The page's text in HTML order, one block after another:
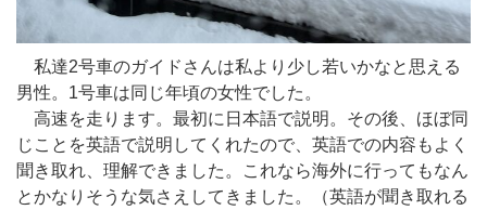
私達2号車のガイドさんは私より少し若いかなと思える
男性。1号車は同じ年頃の女性でした。
高速を走ります。最初に日本語で説明。その後、ほぼ同
じことを英語で説明してくれたので、英語での内容もよく
聞き取れ、理解できました。これなら海外に行ってもなん
とかなりそうな気さえしてきました。（英語が聞き取れる